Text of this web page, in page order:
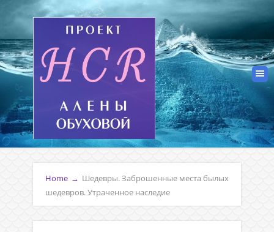
Home → Шедевры. Заброшенные места былых
шедевров. Утраченное наследие